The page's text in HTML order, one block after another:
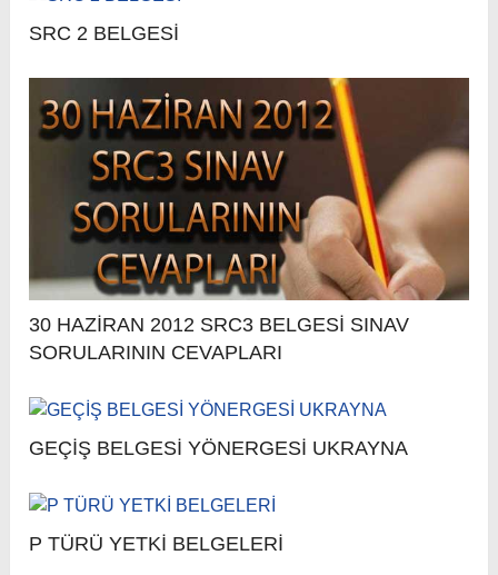
SRC 2 BELGESİ
30 HAZİRAN 2012 SRC3 BELGESİ SINAV
SORULARININ CEVAPLARI
GEÇİŞ BELGESİ YÖNERGESİ UKRAYNA
P TÜRÜ YETKİ BELGELERİ